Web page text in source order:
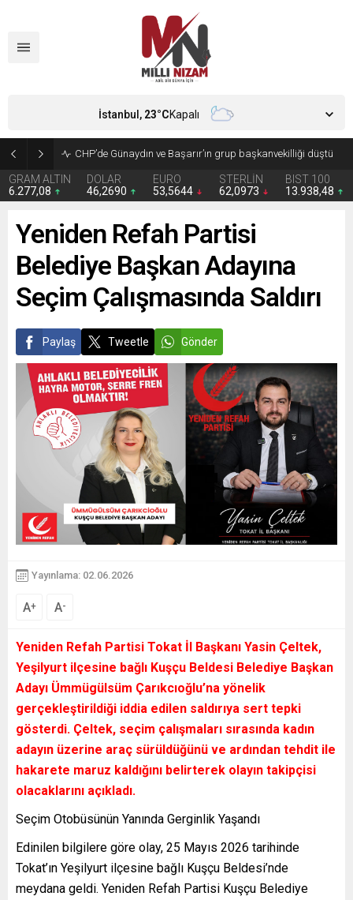
CHP’de Günaydın ve Başarır’ın grup başkanvekilliği düştü
GRAM ALTIN
6.277,08
DOLAR
46,2690
EURO
53,5644
STERLİN
62,0973
BIST 100
13.938,48
İstanbul, 23°CKapalı
Yeniden Refah Partisi
Belediye Başkan Adayına
Seçim Çalışmasında Saldırı
Paylaş Tweetle Gönder
Yayınlama: 02.06.2026
A+ A-
Yeniden Refah Partisi Tokat İl Başkanı Yasin Çeltek,
Yeşilyurt ilçesine bağlı Kuşçu Beldesi Belediye Başkan
Adayı Ümmügülsüm Çarıkcıoğlu’na yönelik
gerçekleştirildiği iddia edilen saldırıya sert tepki
gösterdi. Çeltek, seçim çalışmaları sırasında kadın
adayın üzerine araç sürüldüğünü ve ardından tehdit ile
hakarete maruz kaldığını belirterek olayın takipçisi
olacaklarını açıkladı.
Seçim Otobüsünün Yanında Gerginlik Yaşandı
Edinilen bilgilere göre olay, 25 Mayıs 2026 tarihinde
Tokat’ın Yeşilyurt ilçesine bağlı Kuşçu Beldesi’nde
meydana geldi. Yeniden Refah Partisi Kuşçu Belediye